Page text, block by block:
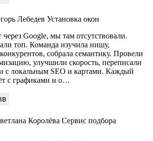
Лебедев Установка окон
Google, мы там отсутствовали.
топ. Команда изучила нишу,
собрала семантику. Провели
улучшили скорость, переписали
с локальным SEO и картами. Каждый
с графиками и о…
Королёва Сервис подбора